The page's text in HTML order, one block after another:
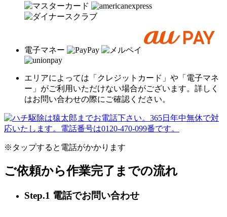
電子マネー
エリアによっては「クレジットカード」や「電子マネ
ー」がご利用いただけない場合がございます。詳しく
はお問い合わせの際にご確認ください。
※タップすると電話がかかります
ご依頼から作業完了までの流れ
Step.1 電話でお問い合わせ